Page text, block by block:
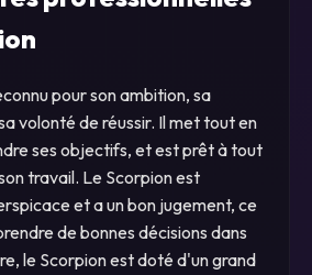
pour son ambition, sa
volonté de réussir. Il met tout en
ses objectifs, et est prêt à tout
travail. Le Scorpion est
et a un bon jugement, ce
de bonnes décisions dans
le Scorpion est doté d'un grand